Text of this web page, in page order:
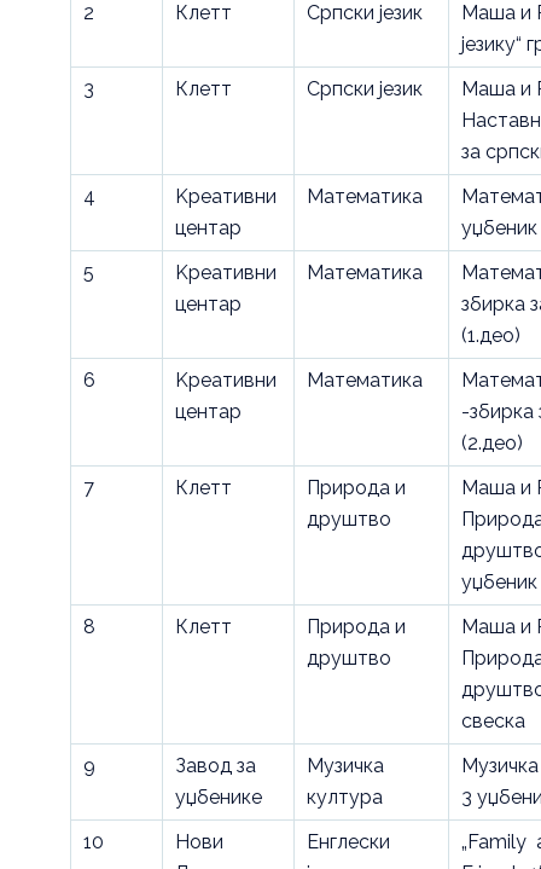
2
Клетт Српски језик
Маша и
језику“
3
Клетт Српски језик
Маша и
за
4
Kреативни
центар
Математика
уџбеник
5
Kреативни
центар
Математика
збирка
(1.део)
6
Kреативни
центар
Математика
-збирка
(2.део)
7
Клетт
Природа и
друштво
Маша и
уџбеник
8
Клетт
Природа и
друштво
Маша и
свеска
9
Завод за
уџбенике
Музичка
култура
3
10
Нови
Енглески
„Family